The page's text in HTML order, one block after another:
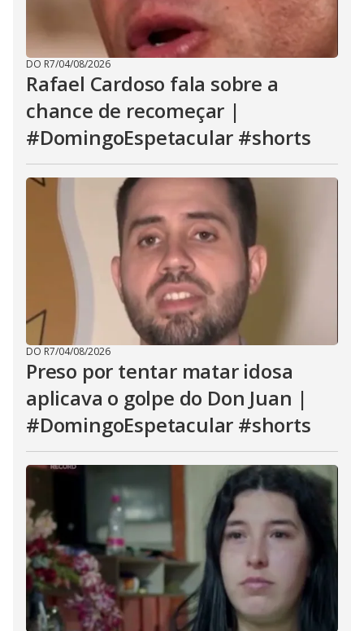
DO R7/04/08/2026
Rafael Cardoso fala sobre a
chance de recomeçar |
#DomingoEspetacular #shorts
DO R7/04/08/2026
Preso por tentar matar idosa
aplicava o golpe do Don Juan |
#DomingoEspetacular #shorts